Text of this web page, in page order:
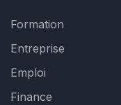
Formation
Entreprise
Emploi
Finance